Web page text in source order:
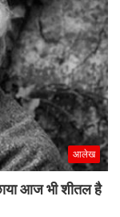
आलेख
आज भी शीतल है